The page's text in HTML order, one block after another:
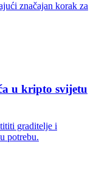
značajan korak za
u kripto svijetu
graditelje i
potrebu.